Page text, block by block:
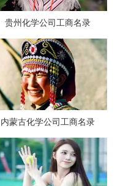
贵州化学公司工商名录
内蒙古化学公司工商名录